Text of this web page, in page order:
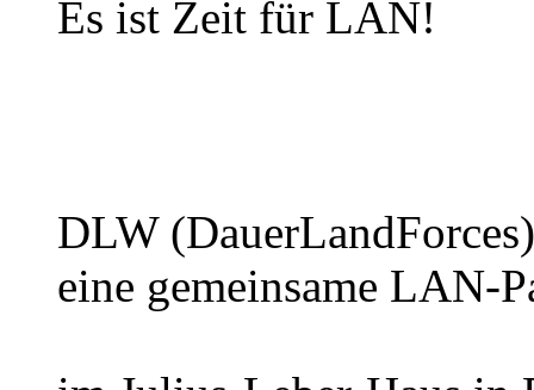
Es ist Zeit für LAN!
DLW
eine gemeinsame LAN-